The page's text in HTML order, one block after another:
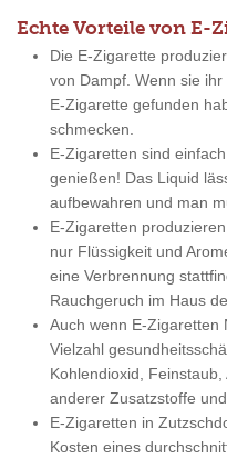
Echte Vorteile von E-
Die E-Zigarette
von Dampf. Wenn sie
E-Zigarette gefunden
schmecken.
E-Zigaretten sind
genießen! Das Liquid
aufbewahren und man
E-Zigaretten
nur Flüssigkeit und
eine Verbrennung
Rauchgeruch im Haus
Auch wenn E-Zigaretten
Vielzahl
Kohlendioxid,
anderer Zusatzstoffe
E-Zigaretten in
Kosten eines